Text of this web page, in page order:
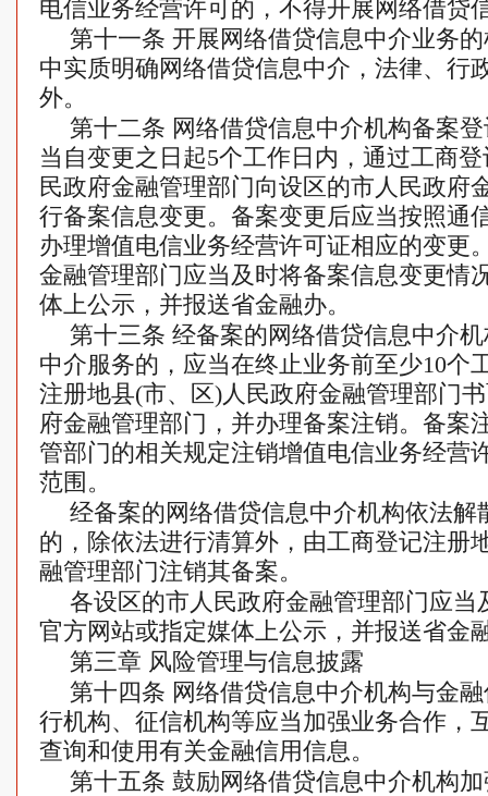
电信业务经营许可的，不得开展网络借贷
第十一条 开展网络借贷信息中介业务
中实质明确网络借贷信息中介，法律、行
外。
第十二条 网络借贷信息中介机构备案
当自变更之日起5个工作日内，通过工商
民政府金融管理部门向设区的市人民政府
行备案信息变更。备案变更后应当按照通
办理增值电信业务经营许可证相应的变更
金融管理部门应当及时将备案信息变更情
体上公示，并报送省金融办。
第十三条 经备案的网络借贷信息中介
中介服务的，应当在终止业务前至少10个
注册地县(市、区)人民政府金融管理部门
府金融管理部门，并办理备案注销。备案
管部门的相关规定注销增值电信业务经营
范围。
经备案的网络借贷信息中介机构依法解
的，除依法进行清算外，由工商登记注册
融管理部门注销其备案。
各设区的市人民政府金融管理部门应当
官方网站或指定媒体上公示，并报送省金
第三章 风险管理与信息披露
第十四条 网络借贷信息中介机构与金
行机构、征信机构等应当加强业务合作，
查询和使用有关金融信用信息。
第十五条 鼓励网络借贷信息中介机构